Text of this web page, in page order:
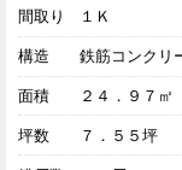
間取り １Ｋ
構造 鉄筋コンクリ
面積 ２４．９７㎡
坪数 ７．５５坪